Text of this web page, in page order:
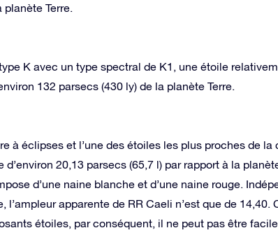
planète Terre.
K avec un type spectral de K1, une étoile
132 parsecs (430 ly) de la planète Terre.
à éclipses et l’une des étoiles les plus proches de la
20,13 parsecs (65,7 l) par rapport à la
d’une naine blanche et d’une naine rouge.
l’ampleur apparente de RR Caeli n’est que de 14,40.
étoiles, par conséquent, il ne peut pas être